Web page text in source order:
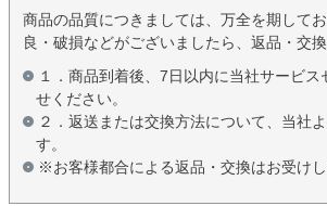
商品の品質につきましては、万全を期して
良・破損などがございましたら、返品・交換
１．商品到着後、7日以内に当社サービス
せください。
２．返送または交換方法について、当社
す。
※お客様都合による返品・交換はお受け